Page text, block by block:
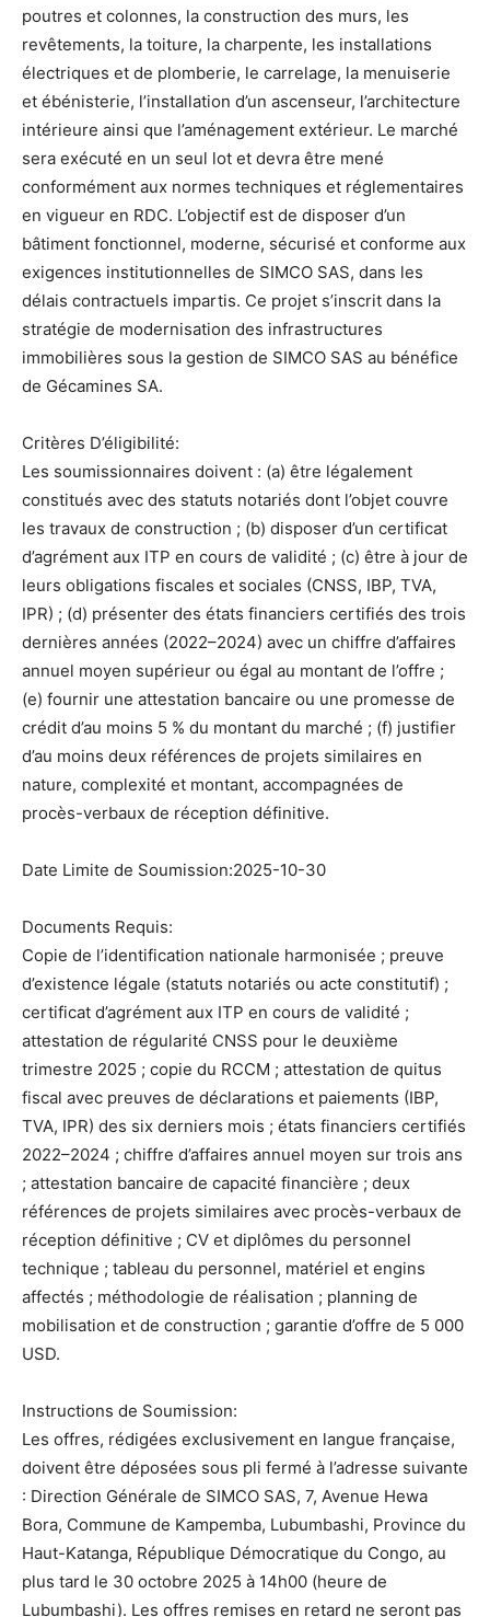
poutres et colonnes, la construction des murs, les
revêtements, la toiture, la charpente, les installations
électriques et de plomberie, le carrelage, la menuiserie
et ébénisterie, l’installation d’un ascenseur, l’architecture
intérieure ainsi que l’aménagement extérieur. Le marché
sera exécuté en un seul lot et devra être mené
conformément aux normes techniques et réglementaires
en vigueur en RDC. L’objectif est de disposer d’un
bâtiment fonctionnel, moderne, sécurisé et conforme aux
exigences institutionnelles de SIMCO SAS, dans les
délais contractuels impartis. Ce projet s’inscrit dans la
stratégie de modernisation des infrastructures
immobilières sous la gestion de SIMCO SAS au bénéfice
de Gécamines SA.
Critères D’éligibilité:
Les soumissionnaires doivent : (a) être légalement
constitués avec des statuts notariés dont l’objet couvre
les travaux de construction ; (b) disposer d’un certificat
d’agrément aux ITP en cours de validité ; (c) être à jour de
leurs obligations fiscales et sociales (CNSS, IBP, TVA,
IPR) ; (d) présenter des états financiers certifiés des trois
dernières années (2022–2024) avec un chiffre d’affaires
annuel moyen supérieur ou égal au montant de l’offre ;
(e) fournir une attestation bancaire ou une promesse de
crédit d’au moins 5 % du montant du marché ; (f) justifier
d’au moins deux références de projets similaires en
nature, complexité et montant, accompagnées de
procès-verbaux de réception définitive.
Date Limite de Soumission:2025-10-30
Documents Requis:
Copie de l’identification nationale harmonisée ; preuve
d’existence légale (statuts notariés ou acte constitutif) ;
certificat d’agrément aux ITP en cours de validité ;
attestation de régularité CNSS pour le deuxième
trimestre 2025 ; copie du RCCM ; attestation de quitus
fiscal avec preuves de déclarations et paiements (IBP,
TVA, IPR) des six derniers mois ; états financiers certifiés
2022–2024 ; chiffre d’affaires annuel moyen sur trois ans
; attestation bancaire de capacité financière ; deux
références de projets similaires avec procès-verbaux de
réception définitive ; CV et diplômes du personnel
technique ; tableau du personnel, matériel et engins
affectés ; méthodologie de réalisation ; planning de
mobilisation et de construction ; garantie d’offre de 5 000
USD.
Instructions de Soumission:
Les offres, rédigées exclusivement en langue française,
doivent être déposées sous pli fermé à l’adresse suivante
: Direction Générale de SIMCO SAS, 7, Avenue Hewa
Bora, Commune de Kampemba, Lubumbashi, Province du
Haut-Katanga, République Démocratique du Congo, au
plus tard le 30 octobre 2025 à 14h00 (heure de
Lubumbashi). Les offres remises en retard ne seront pas